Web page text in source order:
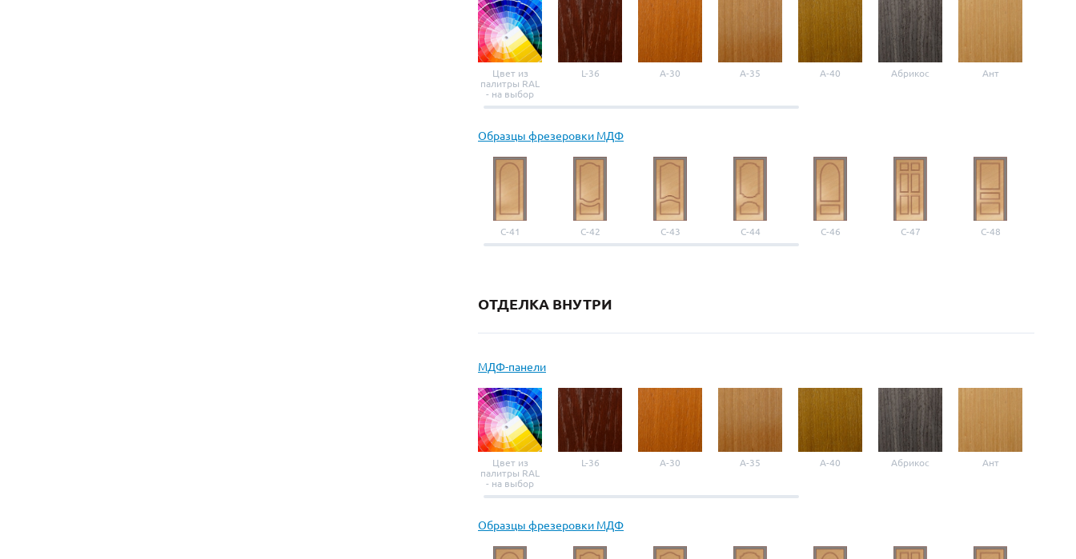
Цвет из
палитры RAL
- на выбор
L-36 A-30 A-35 A-40 Абрикос Ант
Образцы фрезеровки МДФ
С-41 С-42 С-43 С-44 С-46 С-47 С-48
ОТДЕЛКА ВНУТРИ
МДФ-панели
Цвет из
палитры RAL
- на выбор
L-36 A-30 A-35 A-40 Абрикос Ант
Образцы фрезеровки МДФ